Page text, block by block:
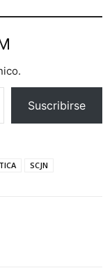
Suscribirse
SCJN